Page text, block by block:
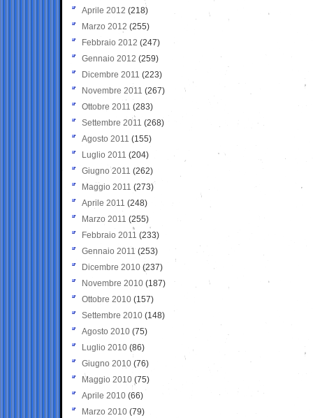
Aprile 2012 (218)
Marzo 2012 (255)
Febbraio 2012 (247)
Gennaio 2012 (259)
Dicembre 2011 (223)
Novembre 2011 (267)
Ottobre 2011 (283)
Settembre 2011 (268)
Agosto 2011 (155)
Luglio 2011 (204)
Giugno 2011 (262)
Maggio 2011 (273)
Aprile 2011 (248)
Marzo 2011 (255)
Febbraio 2011 (233)
Gennaio 2011 (253)
Dicembre 2010 (237)
Novembre 2010 (187)
Ottobre 2010 (157)
Settembre 2010 (148)
Agosto 2010 (75)
Luglio 2010 (86)
Giugno 2010 (76)
Maggio 2010 (75)
Aprile 2010 (66)
Marzo 2010 (79)